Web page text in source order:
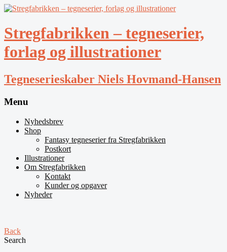
Stregfabrikken – tegneserier,
forlag og illustrationer
Tegneserieskaber Niels Hovmand-Hansen
Menu
Nyhedsbrev
Shop
Fantasy tegneserier fra Stregfabrikken
Postkort
Illustrationer
Om Stregfabrikken
Kontakt
Kunder og opgaver
Nyheder
Back
Search